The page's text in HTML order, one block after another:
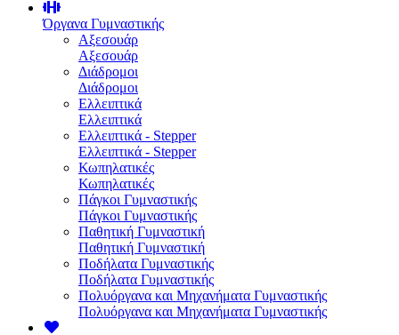
Όργανα Γυμναστικής
Αξεσουάρ
Αξεσουάρ
Διάδρομοι
Διάδρομοι
Ελλειπτικά
Ελλειπτικά
Ελλειπτικά - Stepper
Ελλειπτικά - Stepper
Κωπηλατικές
Κωπηλατικές
Πάγκοι Γυμναστικής
Πάγκοι Γυμναστικής
Παθητική Γυμναστική
Παθητική Γυμναστική
Ποδήλατα Γυμναστικής
Ποδήλατα Γυμναστικής
Πολυόργανα και Μηχανήματα Γυμναστικής
Πολυόργανα και Μηχανήματα Γυμναστικής